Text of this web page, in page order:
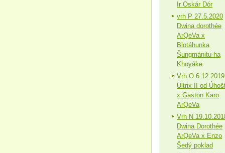
Ir Oskár Dór
vrh P 27.5.2020
Dwina dorothée
ArQeVa x
Blotáhunka
Šungmánitu-ha
Khoyáke
Vrh O 6.12.2019
Ultrix II od
x Gaston Karo
ArQeVa
Vrh N
Dwina Dorothée
ArQeVa x Enzo
Šedý poklad